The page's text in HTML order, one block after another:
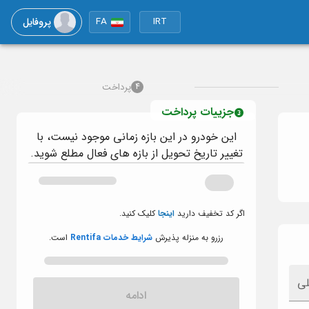
IRT
FA پروفایل
4 پرداخت
جزییات پرداخت
این خودرو در این بازه زمانی موجود نیست، با
تغییر تاریخ تحویل از بازه های فعال مطلع شوید.
اگر کد تخفیف دارید اینجاکلیک کنید.
رزرو به منزله پذیرش شرایط خدمات Rentifa است.
ادامه